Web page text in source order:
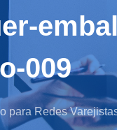
009
para Redes